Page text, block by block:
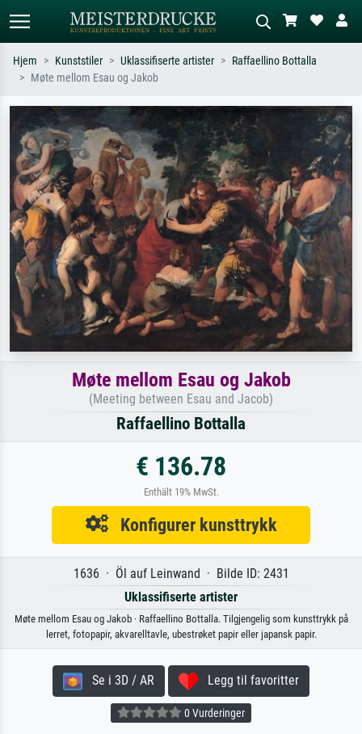
Søk etter kunstner, tittel eller stil – for
eksempel Monet, Stjernenatt,
impresjonisme, Hokusai-bølgen, akt.
Beskriv scenen – for eksempel grønn
eng, abstrakt med mye rødt, mørkt
oljemaleri, stående akt ved et tre.
Hjem Kunststiler Uklassifiserte artister
Raffaellino Bottalla
Møte mellom Esau og Jakob
Møte mellom Esau og Jakob
(Meeting between Esau and Jacob)
Raffaellino Bottalla
€ 136.78
Enthält 19% MwSt.
Konfigurer kunsttrykk
1636 · Öl auf Leinwand · Bilde ID: 2431
Uklassifiserte artister
Møte mellom Esau og Jakob · Raffaellino Bottalla. Tilgjengelig som kunsttrykk på
lerret, fotopapir, akvarelltavle, ubestrøket papir eller japansk papir.
Se i 3D / AR Legg til favoritter
0 Vurderinger